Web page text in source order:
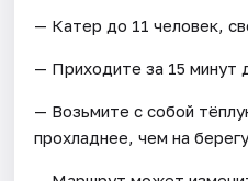
— Катер до 11 человек,
— Приходите за 15 минут
— Возьмите с собой
прохладнее, чем на